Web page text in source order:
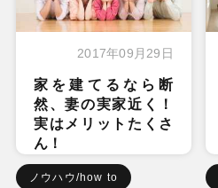
2017年09月29日
家を建てるなら断
然、妻の実家近く！
実はメリットたくさ
ん！
ノウハウ/how to